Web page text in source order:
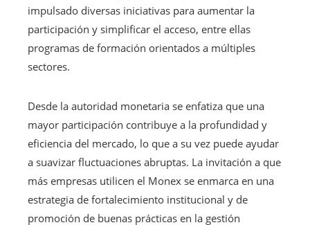
impulsado diversas iniciativas para aumentar la
participación y simplificar el acceso, entre ellas
programas de formación orientados a múltiples
sectores.
Desde la autoridad monetaria se enfatiza que una
mayor participación contribuye a la profundidad y
eficiencia del mercado, lo que a su vez puede ayudar
a suavizar fluctuaciones abruptas. La invitación a que
más empresas utilicen el Monex se enmarca en una
estrategia de fortalecimiento institucional y de
promoción de buenas prácticas en la gestión